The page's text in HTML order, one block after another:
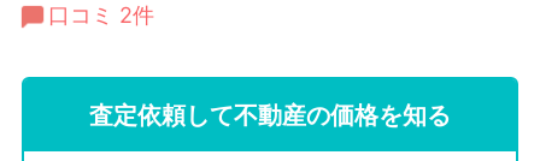
口コミ 2件
査定依頼して不動産の価格を知る